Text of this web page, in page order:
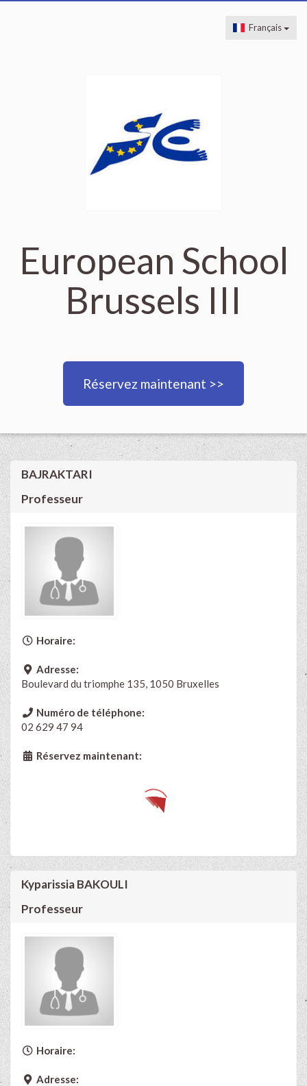
Français
European School
Brussels III
Réservez maintenant >>
BAJRAKTARI
Professeur
Horaire:
Adresse:
Boulevard du triomphe 135, 1050 Bruxelles
Numéro de téléphone:
02 629 47 94
Réservez maintenant:
Kyparissia BAKOULI
Professeur
Horaire:
Adresse: